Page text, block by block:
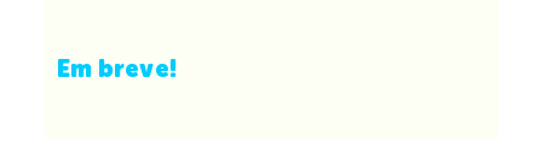
Em breve!